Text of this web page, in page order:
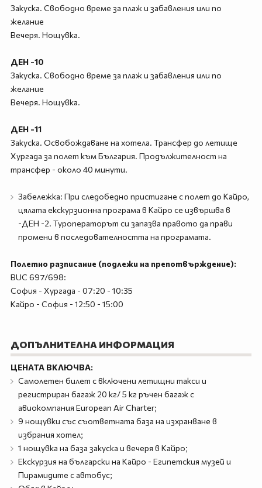
Закуска. Свободно време за плаж и забавления или по
желание
Вечеря. Нощувка.
ДЕН -10
Закуска. Свободно време за плаж и забавления или по
желание
Вечеря. Нощувка.
ДЕН -11
Закуска. Освобождаване на хотела. Трансфер до летище
Хургада за полет към България. Продължителност на
трансфер - около 40 минути.
Забележка: При следобедно пристигане с полет до Кайро,
цялата екскурзионна програма в Кайро се извършва в
-ДЕН -2. Туроператорът си запазва правото да прави
промени в последователността на програмата.
Полетно разписание (подлежи на препотвърждение):
BUC 697/698:
София - Хургада - 07:20 - 10:35
Кайро - София - 12:50 - 15:00
ДОПЪЛНИТЕЛНА ИНФОРМАЦИЯ
ЦЕНАТА ВКЛЮЧВА:
Самолетен билет с включени летищни такси и
регистриран багаж 20 кг/ 5 кг ръчен багаж с
авиокомпания European Air Charter;
9 нощувки със съответната база на изхранване в
избрания хотел;
1 нощувка на база закуска и вечеря в Кайро;
Екскурзия на български на Кайро - Египетския музей и
Пирамидите с автобус;